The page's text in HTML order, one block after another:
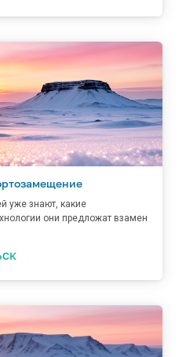
уже знают, какие
они предложат взамен